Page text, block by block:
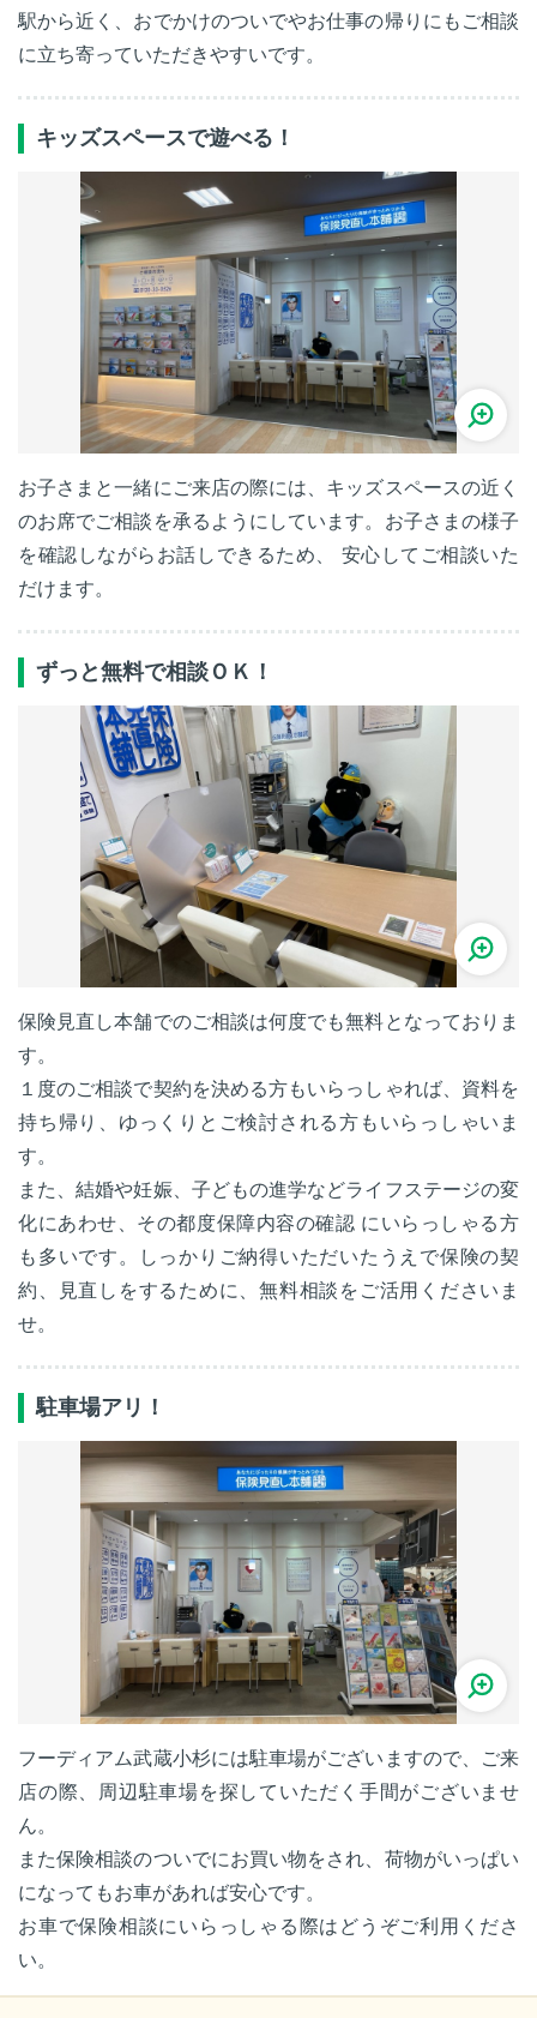
駅から近く、おでかけのついでやお仕事の帰りにもご相談
に立ち寄っていただきやすいです。
キッズスペースで遊べる！
お子さまと一緒にご来店の際には、キッズスペースの近く
のお席でご相談を承るようにしています。お子さまの様子
を確認しながらお話しできるため、 安心してご相談いた
だけます。
ずっと無料で相談ＯＫ！
保険見直し本舗でのご相談は何度でも無料となっておりま
す。
１度のご相談で契約を決める方もいらっしゃれば、資料を
持ち帰り、ゆっくりとご検討される方もいらっしゃいま
す。
また、結婚や妊娠、子どもの進学などライフステージの変
化にあわせ、その都度保障内容の確認 にいらっしゃる方
も多いです。しっかりご納得いただいたうえで保険の契
約、見直しをするために、無料相談をご活用くださいま
せ。
駐車場アリ！
フーディアム武蔵小杉には駐車場がございますので、ご来
店の際、周辺駐車場を探していただく手間がございませ
ん。
また保険相談のついでにお買い物をされ、荷物がいっぱい
になってもお車があれば安心です。
お車で保険相談にいらっしゃる際はどうぞご利用くださ
い。